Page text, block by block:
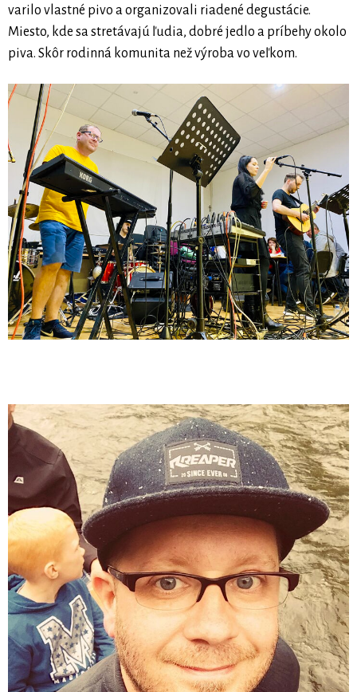
varilo vlastné pivo a organizovali riadené degustácie.
Miesto, kde sa stretávajú ľudia, dobré jedlo a príbehy okolo
piva. Skôr rodinná komunita než výroba vo veľkom.